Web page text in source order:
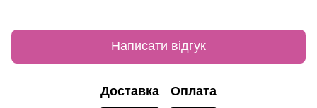
Написати відгук
Доставка Оплата